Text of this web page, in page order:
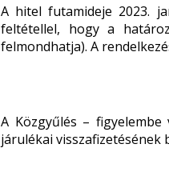
A hitel futamideje 2023.
feltétellel, hogy a
felmondhatja). A
A Közgyűlés –
járulékai visszafizetésének